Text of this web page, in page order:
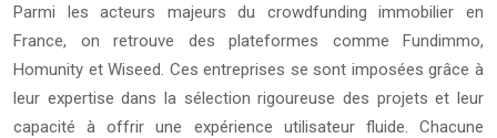
Parmi les acteurs majeurs du crowdfunding immobilier en
France, on retrouve des plateformes comme Fundimmo,
Homunity et Wiseed. Ces entreprises se sont imposées grâce à
leur expertise dans la sélection rigoureuse des projets et leur
capacité à offrir une expérience utilisateur fluide. Chacune